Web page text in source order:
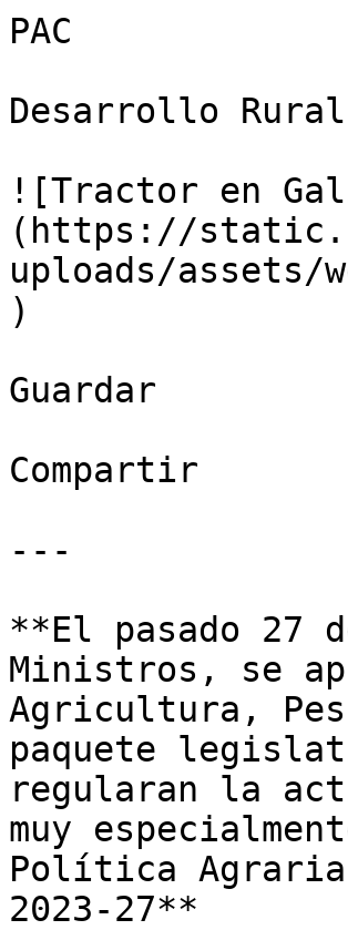
PAC
Desarrollo Rural
![Tractor en
(https://
uploads/assets/
)
Guardar
Compartir
---
**El pasado 27
Ministros, se
Agricultura,
paquete
regularan la
muy
Política Agraria
2023-27**